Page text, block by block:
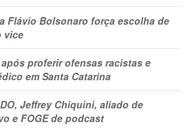
Flávio Bolsonaro força escolha de
vice
proferir ofensas racistas e
em Santa Catarina
Jeffrey Chiquini, aliado de
e FOGE de podcast